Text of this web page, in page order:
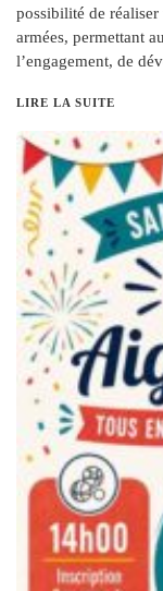
possibilité de
armées, permettant
l’engagement, de
LIRE LA SUITE